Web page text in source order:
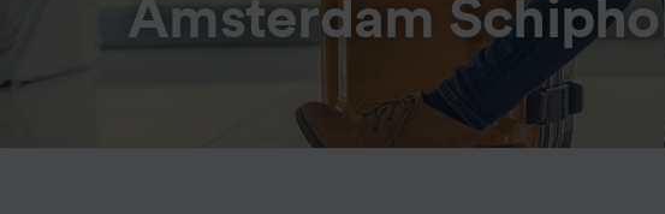
Amsterdam Schiphol